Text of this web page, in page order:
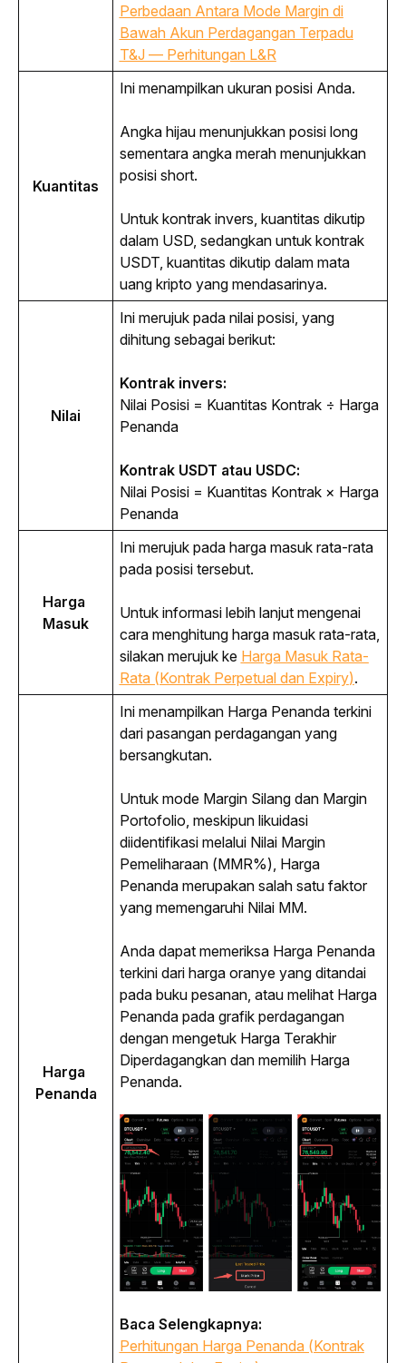
Perbedaan Antara Mode Margin di
Bawah Akun Perdagangan Terpadu
T&J — Perhitungan L&R
Kuantitas
Ini menampilkan ukuran posisi Anda.
Angka hijau menunjukkan posisi long
sementara angka merah menunjukkan
posisi short.
Untuk kontrak invers, kuantitas dikutip
dalam USD, sedangkan untuk kontrak
USDT, kuantitas dikutip dalam mata
uang kripto yang mendasarinya.
Nilai
Ini merujuk pada nilai posisi, yang
dihitung sebagai berikut:
Kontrak invers:
Nilai Posisi = Kuantitas Kontrak ÷ Harga
Penanda
Kontrak USDT atau USDC:
Nilai Posisi = Kuantitas Kontrak × Harga
Penanda
Harga
Masuk
Ini merujuk pada harga masuk rata-rata
pada posisi tersebut.
Untuk informasi lebih lanjut mengenai
cara menghitung harga masuk rata-rata,
silakan merujuk ke Harga Masuk Rata-
Rata (Kontrak Perpetual dan Expiry).
Harga
Penanda
Ini menampilkan Harga Penanda terkini
dari pasangan perdagangan yang
bersangkutan.
Untuk mode Margin Silang dan Margin
Portofolio, meskipun likuidasi
diidentifikasi melalui Nilai Margin
Pemeliharaan (MMR%), Harga
Penanda merupakan salah satu faktor
yang memengaruhi Nilai MM.
Anda dapat memeriksa Harga Penanda
terkini dari harga oranye yang ditandai
pada buku pesanan, atau melihat Harga
Penanda pada grafik perdagangan
dengan mengetuk Harga Terakhir
Diperdagangkan dan memilih Harga
Penanda.
Baca Selengkapnya:
Perhitungan Harga Penanda (Kontrak